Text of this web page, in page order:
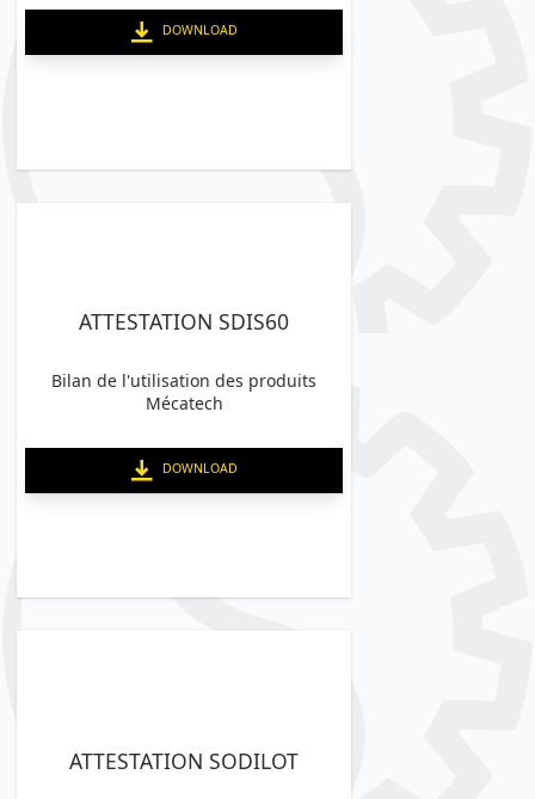
DOWNLOAD
ATTESTATION SDIS60
Bilan de l'utilisation des produits
Mécatech
DOWNLOAD
ATTESTATION SODILOT